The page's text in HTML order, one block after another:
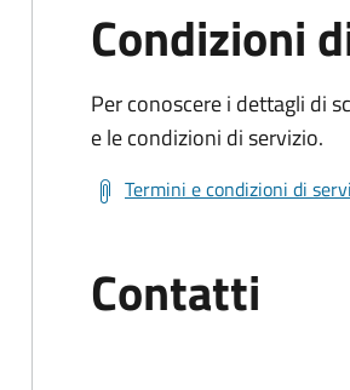
Condizioni
Per conoscere i dettagli di
e le condizioni di servizio.
Termini e condizioni di
Contatti